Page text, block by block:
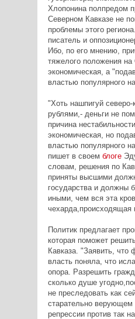
Хлопонина полпредом
Северном Кавказе не
проблемы этого
писатель и
Ибо, по его мнению,
тяжелого положения
экономическая, а
властью популярного
"Хоть нашпигуй северо-
рублями,- деньги не
причина
экономическая, но
властью популярного
пишет в своем блоге
словам, решения по
приняты высшими
государства и должны
иными, чем вся эта
чехарда,происходящая
Политик предлагает
которая поможет
Кавказа. "Заявить, что
власть поняла, что
опора. Разрешить
сколько душе
не преследовать как
старательно верующем
репрессии против так